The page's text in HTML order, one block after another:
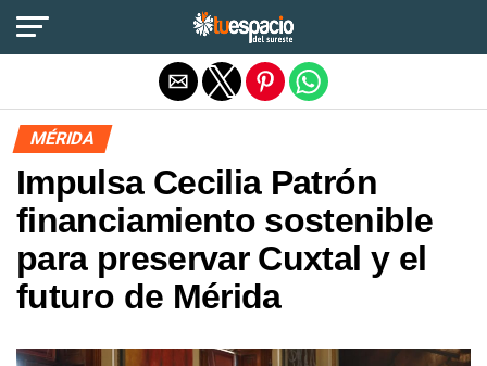
MÉRIDA
Impulsa Cecilia Patrón
financiamiento sostenible
para preservar Cuxtal y el
futuro de Mérida
Salir de la versión móvil